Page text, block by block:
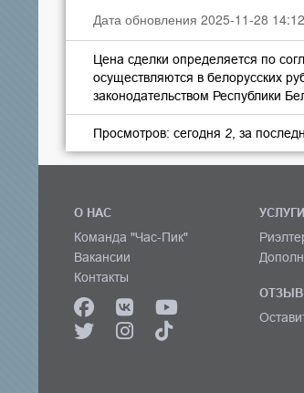
Дата обновления 2025-11-28
Цена сделки определяется по
осуществляются в белорусских
законодательством Республики
Просмотров: сегодня 2 , за
О НАС
Команда "Час-Пик"
Вакансии
Контакты
УСЛУГИ